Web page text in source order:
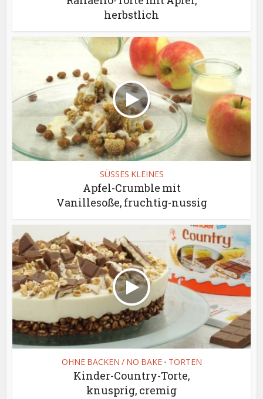
herbstlich
SÜSSES KLEINES
Apfel-Crumble mit
Vanillesoße, fruchtig-nussig
OHNE BACKEN / NO BAKE • TORTEN
Kinder-Country-Torte,
knusprig, cremig